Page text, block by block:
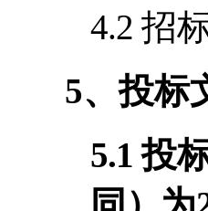
4.2 招
5、投标
5.1投